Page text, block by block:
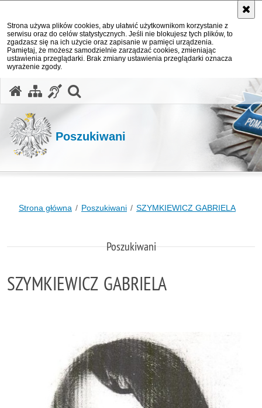
Strona używa plików cookies, aby ułatwić użytkownikom korzystanie z
serwisu oraz do celów statystycznych. Jeśli nie blokujesz tych plików, to
zgadzasz się na ich użycie oraz zapisanie w pamięci urządzenia.
Pamiętaj, że możesz samodzielnie zarządzać cookies, zmieniając
ustawienia przeglądarki. Brak zmiany ustawienia przeglądarki oznacza
wyrażenie zgody.
Poszukiwani
Strona główna Poszukiwani SZYMKIEWICZ GABRIELA
Poszukiwani
SZYMKIEWICZ GABRIELA